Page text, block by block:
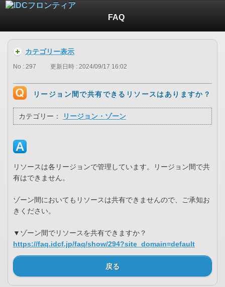
FAQ
カテゴリー表示
No : 297 更新日時 : 2024/09/17 16:02
リージョン間で共有できるリソースはありますか？
カテゴリー： リージョン・ゾーン
リソースは各リージョンで管理しています。リージョン間で共
有はできません。
ゾーン間においてもリソースは共有できませんので、ご承知お
きください。
▼ゾーン間でリソースを共有できますか？
https://faq.idcf.jp/faq/show/294?site_domain=default
戻る